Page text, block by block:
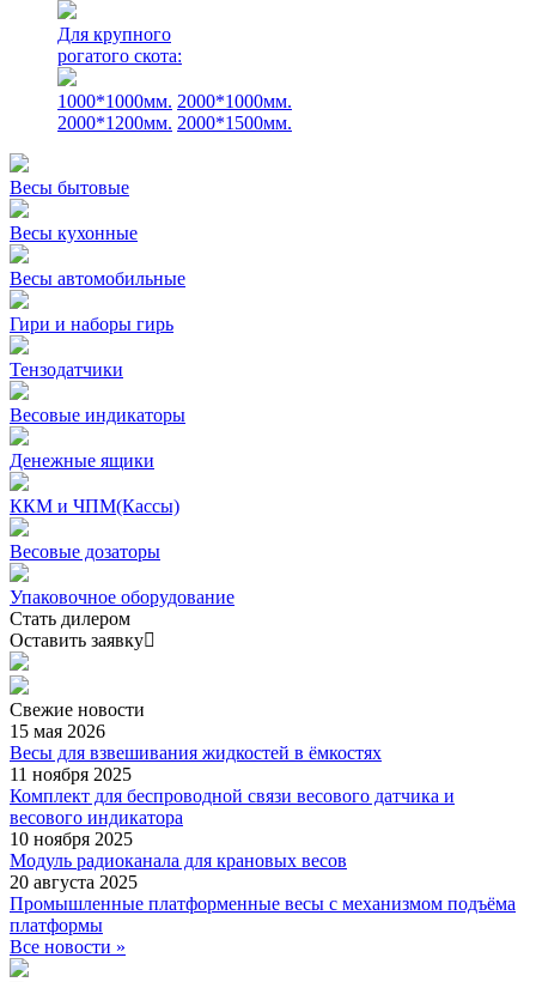
Для крупного
рогатого скота:
1000*1000мм. 2000*1000мм.
2000*1200мм. 2000*1500мм.
Весы бытовые
Весы кухонные
Весы автомобильные
Гири и наборы гирь
Тензодатчики
Весовые индикаторы
Денежные ящики
ККМ и ЧПМ(Кассы)
Весовые дозаторы
Упаковочное оборудование
Стать дилером
Оставить заявку
Свежие новости
15 мая 2026
Весы для взвешивания жидкостей в ёмкостях
11 ноября 2025
Комплект для беспроводной связи весового датчика и
весового индикатора
10 ноября 2025
Модуль радиоканала для крановых весов
20 августа 2025
Промышленные платформенные весы с механизмом подъёма
платформы
Все новости »